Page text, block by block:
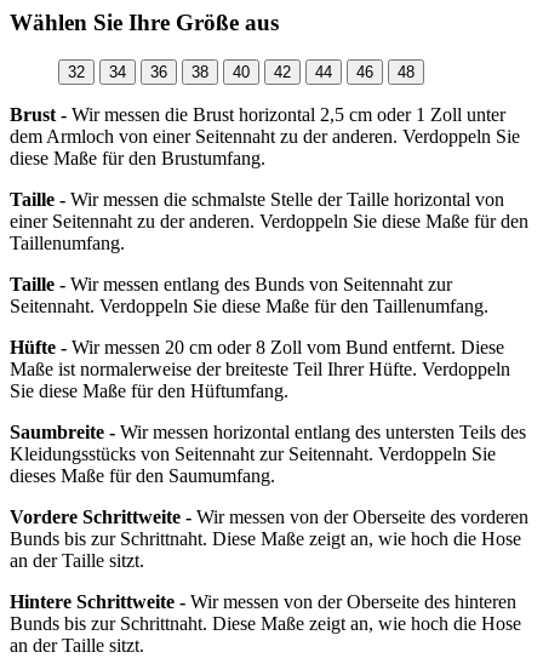
Wählen Sie Ihre Größe aus
32 34 36 38 40 42 44 46 48
Brust - Wir messen die Brust horizontal 2,5 cm oder 1 Zoll unter
dem Armloch von einer Seitennaht zu der anderen. Verdoppeln Sie
diese Maße für den Brustumfang.
Taille - Wir messen die schmalste Stelle der Taille horizontal von
einer Seitennaht zu der anderen. Verdoppeln Sie diese Maße für den
Taillenumfang.
Taille - Wir messen entlang des Bunds von Seitennaht zur
Seitennaht. Verdoppeln Sie diese Maße für den Taillenumfang.
Hüfte - Wir messen 20 cm oder 8 Zoll vom Bund entfernt. Diese
Maße ist normalerweise der breiteste Teil Ihrer Hüfte. Verdoppeln
Sie diese Maße für den Hüftumfang.
Saumbreite - Wir messen horizontal entlang des untersten Teils des
Kleidungsstücks von Seitennaht zur Seitennaht. Verdoppeln Sie
dieses Maße für den Saumumfang.
Vordere Schrittweite - Wir messen von der Oberseite des vorderen
Bunds bis zur Schrittnaht. Diese Maße zeigt an, wie hoch die Hose
an der Taille sitzt.
Hintere Schrittweite - Wir messen von der Oberseite des hinteren
Bunds bis zur Schrittnaht. Diese Maße zeigt an, wie hoch die Hose
an der Taille sitzt.